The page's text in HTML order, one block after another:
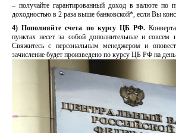
– получайте гарантированный доход в валюте по
доходностью в 2 раза выше банковской*, если Вы
4) Пополняйте счета по курсу ЦБ РФ.
пунктах несет за собой дополнительные и совсем
Свяжитесь с персональным менеджером и
зачисление будет произведено по курсу ЦБ РФ на